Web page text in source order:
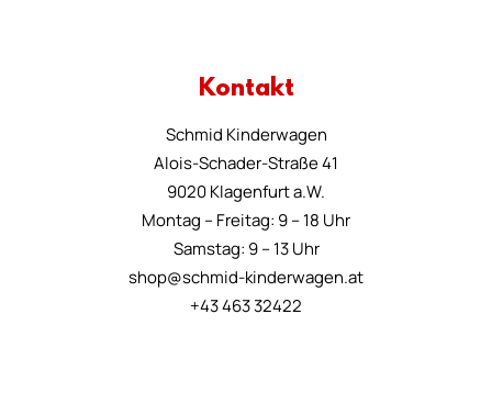
Kontakt
Schmid Kinderwagen
Alois-Schader-Straße 41
9020 Klagenfurt a.W.
Montag – Freitag: 9 – 18 Uhr
Samstag: 9 – 13 Uhr
shop@schmid-kinderwagen.at
+43 463 32422